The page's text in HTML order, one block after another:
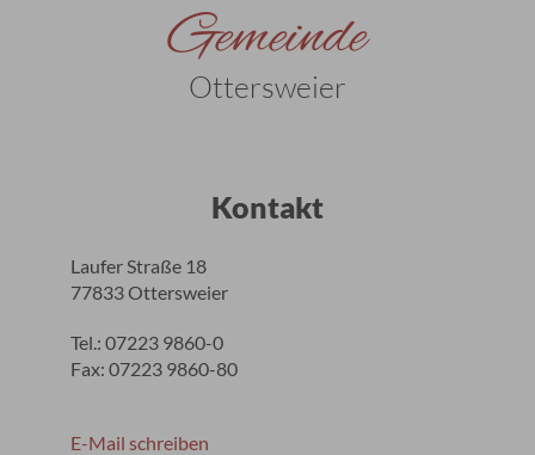
Gemeinde
Ottersweier
Kontakt
Laufer Straße 18
77833 Ottersweier
Tel.: 07223 9860-0
Fax: 07223 9860-80
E-Mail schreiben